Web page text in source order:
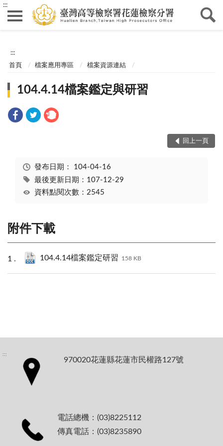
:::
:::
首頁 檔案應用專區 檔案資源連結
104.4.14檔案鑑定與研習
回上一頁
發布日期： 104-04-16
最後更新日期：107-12-29
資料點閱次數：2545
附件下載
104.4.14檔案鑑定研習 158 KB
:::
970020花蓮縣花蓮市民權路127號
電話總機：(03)8225112
傳真電話：(03)8235890